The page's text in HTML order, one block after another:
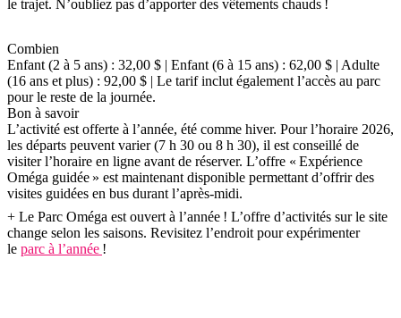
le trajet. N’oubliez pas d’apporter des vêtements chauds !
Combien
Enfant (2 à 5 ans) : 32,00 $ | Enfant (6 à 15 ans) : 62,00 $ | Adulte
(16 ans et plus) : 92,00 $ | Le tarif inclut également l’accès au parc
pour le reste de la journée.
Bon à savoir
L’activité est offerte à l’année, été comme hiver. Pour l’horaire 2026,
les départs peuvent varier (7 h 30 ou 8 h 30), il est conseillé de
visiter l’horaire en ligne avant de réserver. L’offre « Expérience
Oméga guidée » est maintenant disponible permettant d’offrir des
visites guidées en bus durant l’après-midi.
+ Le Parc Oméga est ouvert à l’année ! L’offre d’activités sur le site
change selon les saisons. Revisitez l’endroit pour expérimenter
le parc à l’année !